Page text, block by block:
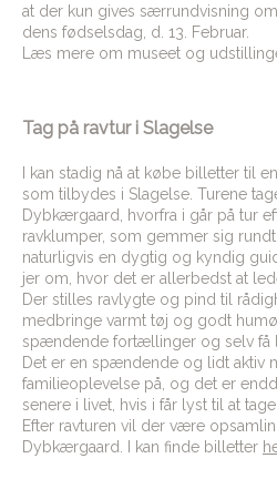
at der kun gives særrundvisning
dens fødselsdag, d. 13. Februar.
Læs mere om museet og
Tag på ravtur i Slagelse
I kan stadig nå at købe billetter til
som tilbydes i Slagelse. Turene
Dybkærgaard, hvorfra i går på tur
ravklumper, som gemmer sig
naturligvis en dygtig og kyndig
jer om, hvor det er allerbedst at
Der stilles ravlygte og pind til
medbringe varmt tøj og godt
spændende fortællinger og selv få
Det er en spændende og lidt aktiv
familieoplevelse på, og det er
senere i livet, hvis i får lyst til at
Efter ravturen vil der være
Dybkærgaard. I kan finde billetter